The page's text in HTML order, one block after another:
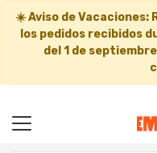
☀️Aviso de Vacaciones:
los pedidos recibidos
del 1 de septiembre